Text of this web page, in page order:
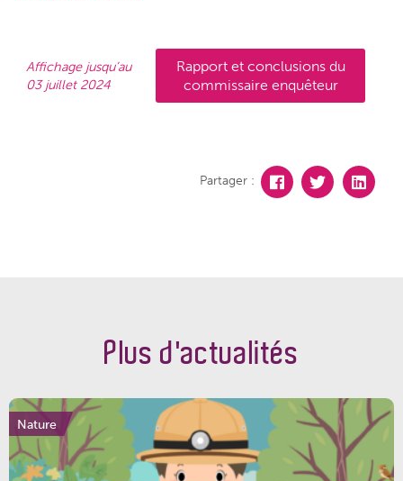
Affichage jusqu’au
03 juillet 2024
Rapport et conclusions du
commissaire enquêteur
Partager :
Plus d'actualités
Nature